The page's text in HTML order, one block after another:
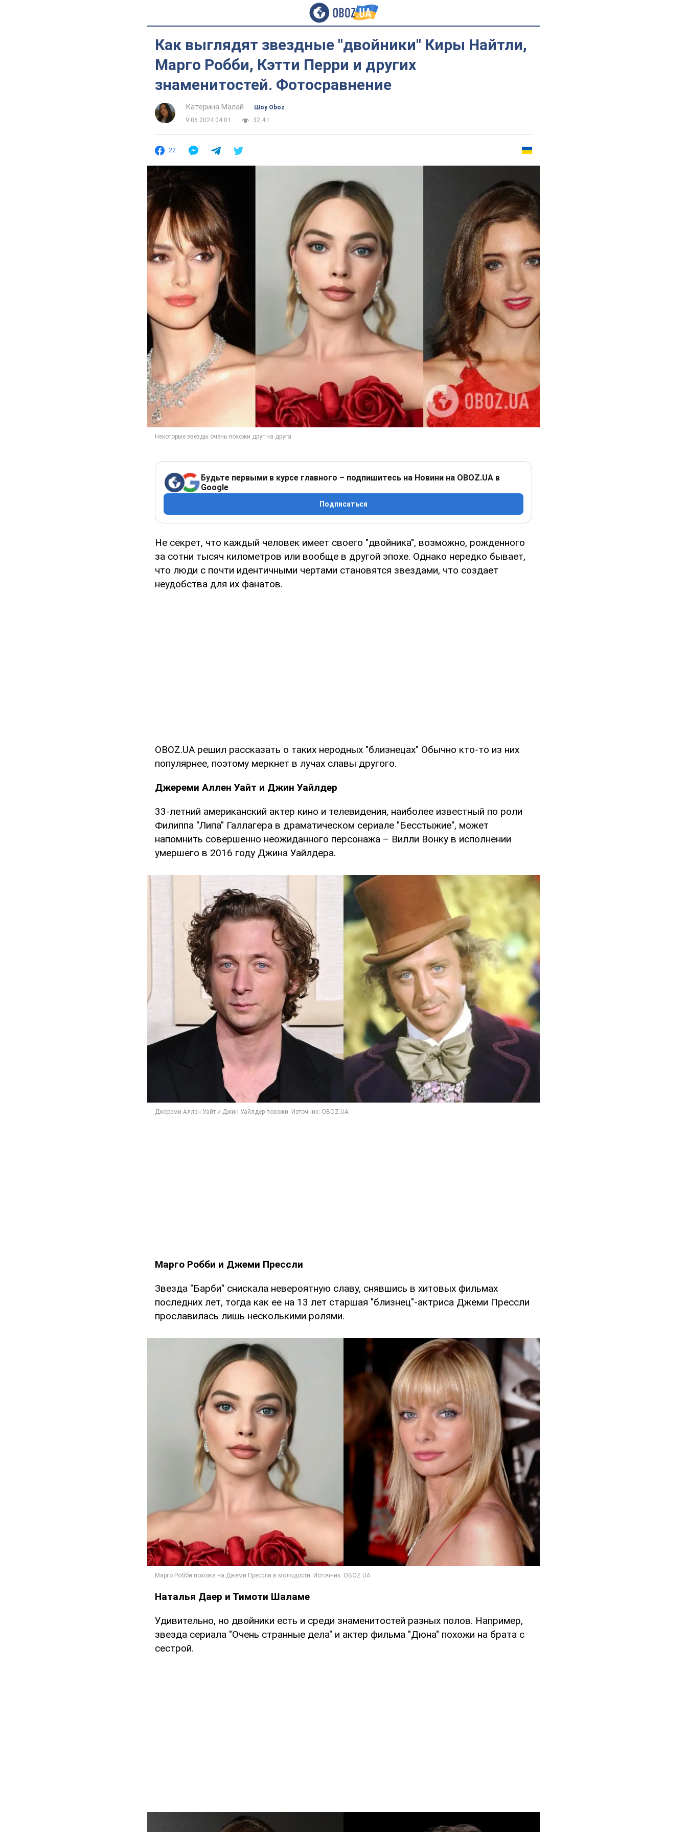
Как выглядят звездные "двойники" Киры Найтли,
Марго Робби, Кэтти Перри и других
знаменитостей. Фотосравнение
Катерина Малай
Шоу Oboz
9.06.2024 04:01
32,4 т.
22
Будьте первыми в курсе главного – подпишитесь на Новини на OBOZ.UA в
Google
Подписаться
Не секрет, что каждый человек имеет своего "двойника", возможно, рожденного
за сотни тысяч километров или вообще в другой эпохе. Однако нередко бывает,
что люди с почти идентичными чертами становятся звездами, что создает
неудобства для их фанатов.
OBOZ.UA решил рассказать о таких неродных "близнецах" Обычно кто-то из них
популярнее, поэтому меркнет в лучах славы другого.
Джереми Аллен Уайт и Джин Уайлдер
33-летний американский актер кино и телевидения, наиболее известный по роли
Филиппа "Липа" Галлагера в драматическом сериале "Бесстыжие", может
напомнить совершенно неожиданного персонажа – Вилли Вонку в исполнении
умершего в 2016 году Джина Уайлдера.
Марго Робби и Джеми Прессли
Звезда "Барби" снискала невероятную славу, снявшись в хитовых фильмах
последних лет, тогда как ее на 13 лет старшая "близнец"-актриса Джеми Прессли
прославилась лишь несколькими ролями.
Наталья Даер и Тимоти Шаламе
Удивительно, но двойники есть и среди знаменитостей разных полов. Например,
звезда сериала "Очень странные дела" и актер фильма "Дюна" похожи на брата с
сестрой.